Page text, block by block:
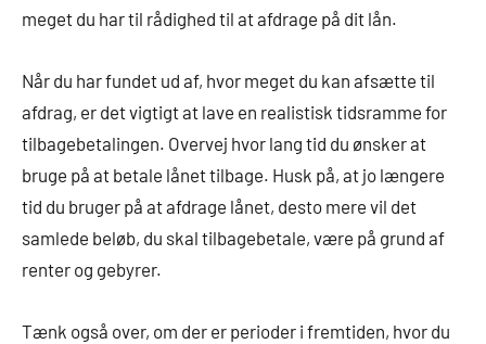
meget du har til rådighed til at afdrage på dit lån.
Når du har fundet ud af, hvor meget du kan afsætte til
afdrag, er det vigtigt at lave en realistisk tidsramme for
tilbagebetalingen. Overvej hvor lang tid du ønsker at
bruge på at betale lånet tilbage. Husk på, at jo længere
tid du bruger på at afdrage lånet, desto mere vil det
samlede beløb, du skal tilbagebetale, være på grund af
renter og gebyrer.
Tænk også over, om der er perioder i fremtiden, hvor du